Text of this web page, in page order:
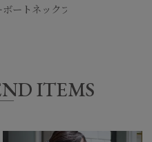
ートネックブラウス
ITEMS